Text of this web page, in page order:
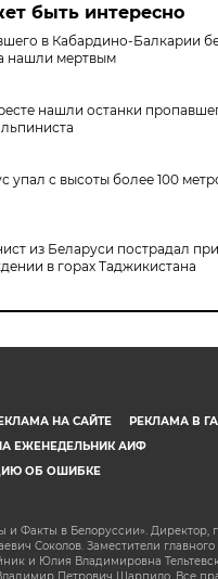
быть интересно
в Кабардино-Балкарии
нашли мертвым
нашли останки
упал с высоты более 100
из Беларуси пострадал при
в горах Таджикистана
НА САЙТЕ
РЕКЛАМА В
ЕЖЕНЕДЕЛЬНИК АИФ
ОБ ОШИБКЕ
Факты в Белоруссии». Директор,
Соколов. Заместители главного
и Юлия Владимировна
Петрович Шарпило. Все